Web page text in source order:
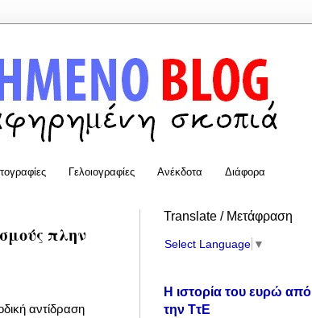
Γελοιογραφίες Ανέκδοτα Διάφορα
πλην
αντίδραση
Translate / Μετάφραση
Select Language ▼
Η ιστορία του ευρώ από
την ΤτΕ